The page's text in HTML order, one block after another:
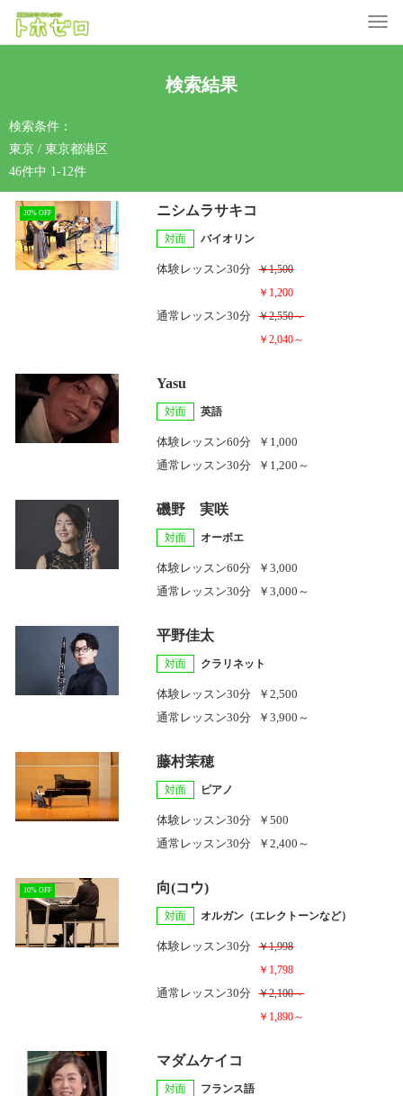
検索結果
検索条件：
東京 / 東京都港区
46件中 1-12件
20% OFF ニシムラサキコ
対面 バイオリン
体験レッスン30分
￥1,500
￥1,200
通常レッスン30分
￥2,550～
￥2,040～
Yasu
対面 英語
体験レッスン60分
￥1,000
通常レッスン30分 ￥1,200～
磯野 実咲
対面 オーボエ
体験レッスン60分
￥3,000
通常レッスン30分 ￥3,000～
平野佳太
対面 クラリネット
体験レッスン30分
￥2,500
通常レッスン30分 ￥3,900～
藤村茉穂
対面 ピアノ
体験レッスン30分
￥500
通常レッスン30分 ￥2,400～
10% OFF 向(コウ)
対面 オルガン（エレクトーンなど）
体験レッスン30分
￥1,998
￥1,798
通常レッスン30分
￥2,100～
￥1,890～
マダムケイコ
対面 フランス語